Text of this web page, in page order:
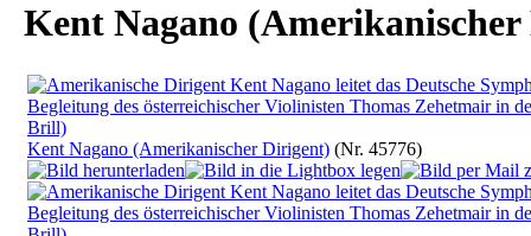
Kent Nagano
Kent Nagano (Amerikanischer Dirigent) (Nr. 45776)